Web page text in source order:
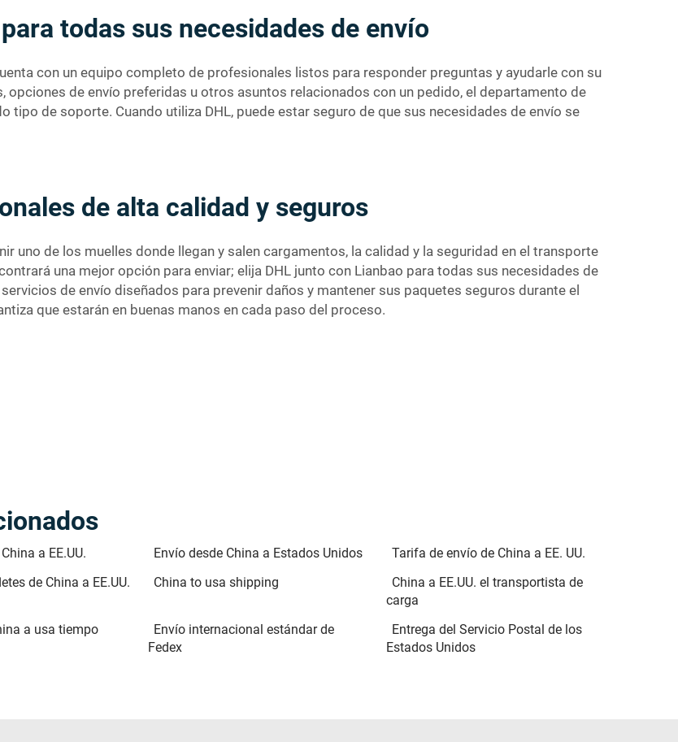
todas sus necesidades de envío
con un equipo completo de profesionales listos para responder preguntas y ayudarle con su
opciones de envío preferidas u otros asuntos relacionados con un pedido, el departamento de
tipo de soporte. Cuando utiliza DHL, puede estar seguro de que sus necesidades de envío se
de alta calidad y seguros
uno de los muelles donde llegan y salen cargamentos, la calidad y la seguridad en el transporte
una mejor opción para enviar; elija DHL junto con Lianbao para todas sus necesidades de
de envío diseñados para prevenir daños y mantener sus paquetes seguros durante el
que estarán en buenas manos en cada paso del proceso.
a EE.UU. Envío desde China a Estados Unidos
Tarifa de envío de China a EE. UU.
de China a EE.UU. China to usa shipping
China a EE.UU. el transportista de
carga
a usa tiempo
Envío internacional estándar de
Fedex
Entrega del Servicio Postal de los
Estados Unidos